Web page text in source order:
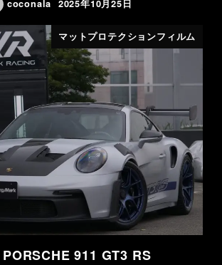
coconala 2025年10月25日
マットプロテクションフィルム
PORSCHE 911 GT3 RS